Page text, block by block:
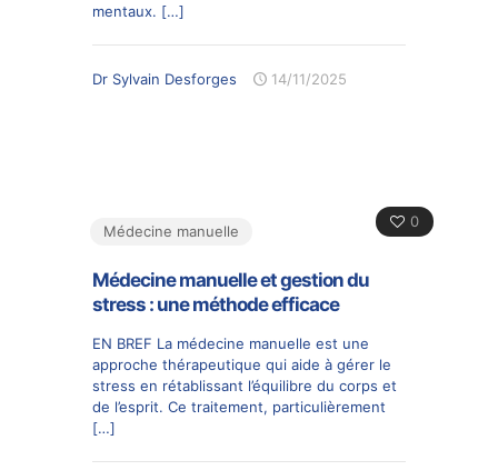
mentaux. […]
Dr Sylvain Desforges 14/11/2025
0
Médecine manuelle
Médecine manuelle et gestion du
stress : une méthode efficace
EN BREF La médecine manuelle est une
approche thérapeutique qui aide à gérer le
stress en rétablissant l’équilibre du corps et
de l’esprit. Ce traitement, particulièrement
[…]